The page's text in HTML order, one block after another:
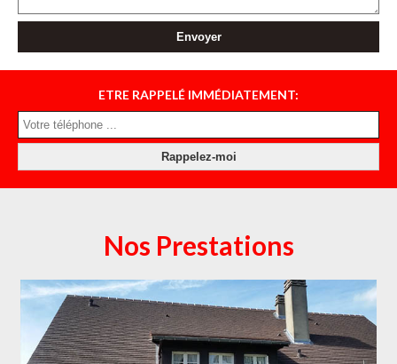
ETRE RAPPELÉ IMMÉDIATEMENT:
Nos Prestations